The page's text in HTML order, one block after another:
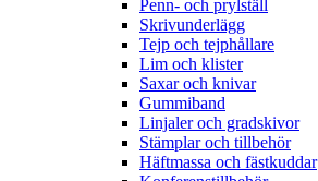
Penn- och prylställ
Skrivunderlägg
Tejp och tejphållare
Lim och klister
Saxar och knivar
Gummiband
Linjaler och gradskivor
Stämplar och tillbehör
Häftmassa och fästkuddar